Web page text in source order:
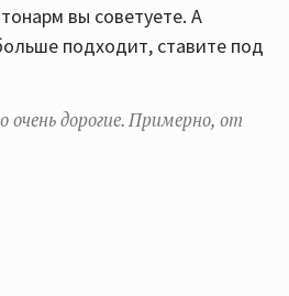
вы советуете. А
подходит, ставите под
дорогие. Примерно, от